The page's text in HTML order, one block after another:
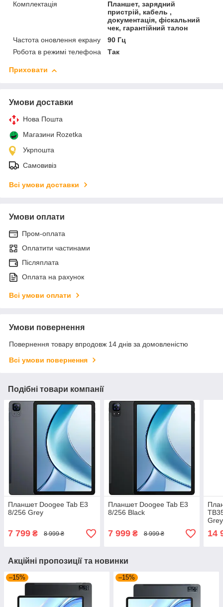
Комплектація
Планшет, зарядний
пристрій, кабель ,
документація, фіскальний
чек, гарантійний талон
Частота оновлення екрану
90 Гц
Робота в режимі телефона
Так
Приховати
Умови доставки
Нова Пошта
Магазини Rozetka
Укрпошта
Самовивіз
Всі умови доставки
Умови оплати
Пром-оплата
Оплатити частинами
Післяплата
Оплата на рахунок
Всі умови оплати
Умови повернення
Повернення товару впродовж 14 днів за домовленістю
Всі умови повернення
Подібні товари компанії
Планшет Doogee Tab E3
8/256 Grey
7 799 ₴ 8 999 ₴
Планшет Doogee Tab E3
8/256 Black
7 999₴ 8 999 ₴ 14
Акційні пропозиції та новинки
–15% –15%